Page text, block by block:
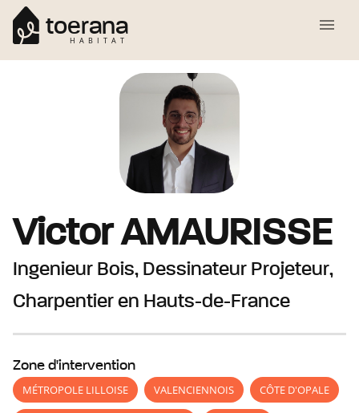
toerana
HABITAT
Victor AMAURISSE
Ingenieur Bois, Dessinateur Projeteur,
Charpentier en Hauts-de-France
Zone d'intervention
MÉTROPOLE LILLOISE
VALENCIENNOIS CÔTE D'OPALE